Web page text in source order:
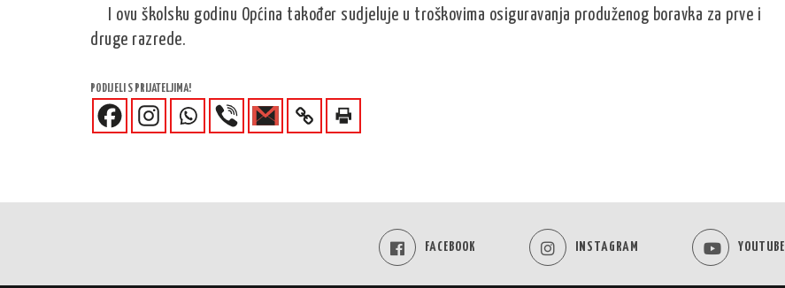
I ovu školsku godinu Općina također sudjeluje u troškovima osiguravanja produženog boravka za prve i
druge razrede.
PODIJELI S PRIJATELJIMA!
FACEBOOK INSTAGRAM YOUTUBE